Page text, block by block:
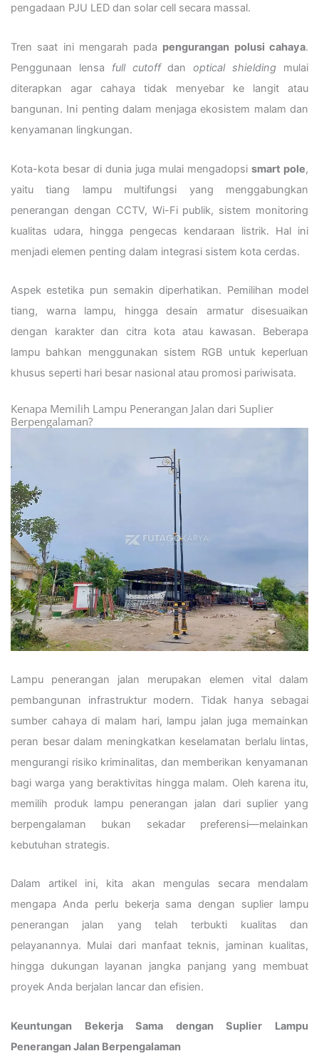
pengadaan PJU LED dan solar cell secara massal.
Tren saat ini mengarah pada pengurangan polusi cahaya.
Penggunaan lensa full cutoffdanoptical shielding mulai
diterapkan agar cahaya tidak menyebar ke langit atau
bangunan. Ini penting dalam menjaga ekosistem malam dan
kenyamanan lingkungan.
Kota-kota besar di dunia juga mulai mengadopsi smart pole,
yaitu tiang lampu multifungsi yang menggabungkan
penerangan dengan CCTV, Wi-Fi publik, sistem monitoring
kualitas udara, hingga pengecas kendaraan listrik. Hal ini
menjadi elemen penting dalam integrasi sistem kota cerdas.
Aspek estetika pun semakin diperhatikan. Pemilihan model
tiang, warna lampu, hingga desain armatur disesuaikan
dengan karakter dan citra kota atau kawasan. Beberapa
lampu bahkan menggunakan sistem RGB untuk keperluan
khusus seperti hari besar nasional atau promosi pariwisata.
Kenapa Memilih Lampu Penerangan Jalan dari Suplier
Berpengalaman?
Lampu penerangan jalan merupakan elemen vital dalam
pembangunan infrastruktur modern. Tidak hanya sebagai
sumber cahaya di malam hari, lampu jalan juga memainkan
peran besar dalam meningkatkan keselamatan berlalu lintas,
mengurangi risiko kriminalitas, dan memberikan kenyamanan
bagi warga yang beraktivitas hingga malam. Oleh karena itu,
memilih produk lampu penerangan jalan dari suplier yang
berpengalaman bukan sekadar preferensi—melainkan
kebutuhan strategis.
Dalam artikel ini, kita akan mengulas secara mendalam
mengapa Anda perlu bekerja sama dengan suplier lampu
penerangan jalan yang telah terbukti kualitas dan
pelayanannya. Mulai dari manfaat teknis, jaminan kualitas,
hingga dukungan layanan jangka panjang yang membuat
proyek Anda berjalan lancar dan efisien.
Keuntungan Bekerja Sama dengan Suplier Lampu
Penerangan Jalan Berpengalaman